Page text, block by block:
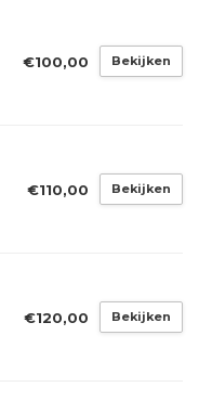
€100,00 Bekijken
€110,00 Bekijken
€120,00 Bekijken